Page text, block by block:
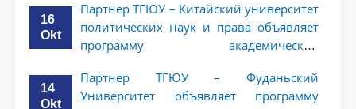
16
Okt
Партнер ТГЮУ – Китайский университет
политических наук и права объявляет
программу академической
ТГЮУ
14
Okt
Партнер ТГЮУ – Фуданьский
Университет объявляет программу